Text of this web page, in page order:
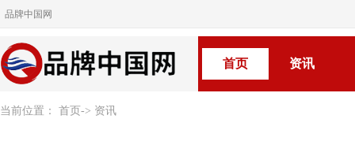
品牌中国网
首页 资讯
当前位置： 首页 -> 资讯